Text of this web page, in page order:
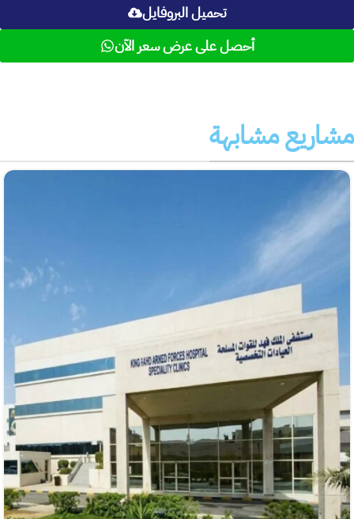
تحميل البروفايل
أحصل على عرض سعر الآن
مشاريع مشابهة